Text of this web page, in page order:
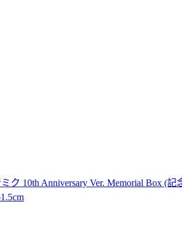
ク 10th Anniversary Ver. Memorial Box